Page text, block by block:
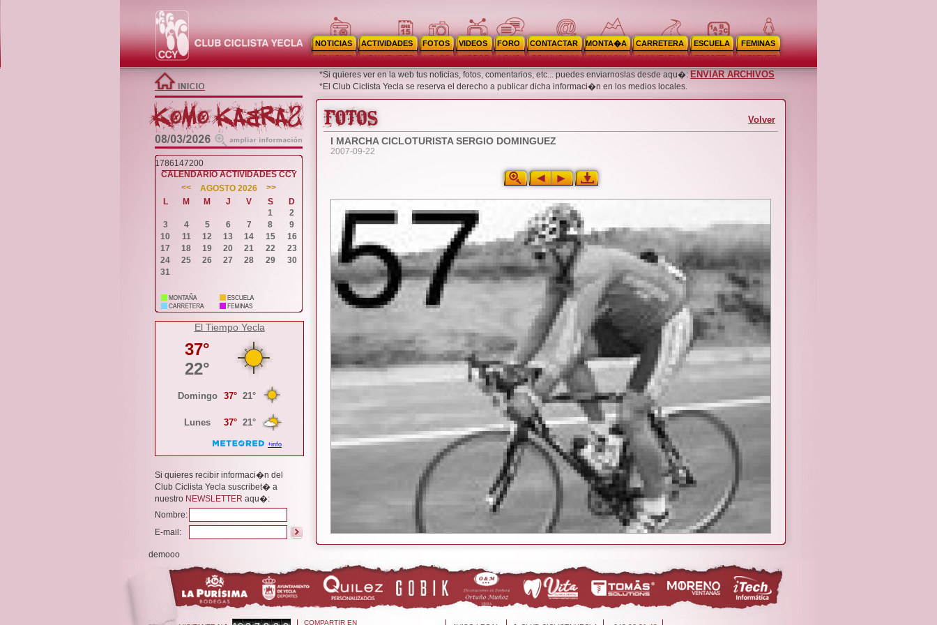
NOTICIAS ACTIVIDADES FOTOS VIDEOS FORO CONTACTAR MONTA�A CARRETERA ESCUELA FEMINAS
*Si quieres ver en la web tus noticias, fotos, comentarios, etc... puedes enviarnoslas desde aqu�: ENVIAR ARCHIVOS
*El Club Ciclista Yecla se reserva el derecho a publicar dicha informaci�n en los medios locales.
1786147200
CALENDARIO ACTIVIDADES CCY
<<
AGOSTO 2026
>>
L
M M J V S
D
1
2
3
4 5 6 7 8
9
10
11 12 13 14 15
16
17
18 19 20 21 22
23
24
25 26 27 28 29
30
31
El Tiempo Yecla
Si quieres recibir informaci�n del
Club Ciclista Yecla suscribet� a
nuestro NEWSLETTER aqu�:
Nombre:
E-mail:
demooo
Volver
I MARCHA CICLOTURISTA SERGIO DOMINGUEZ
2007-09-22
COMPARTIR EN